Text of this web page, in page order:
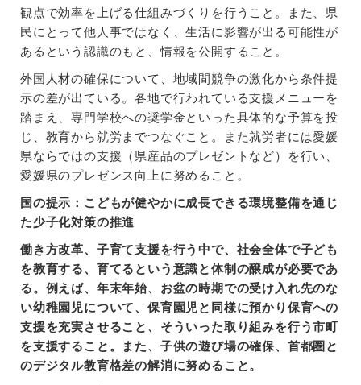
観点で効率を上げる仕組みづくりを行うこと。また、県
民にとって他人事ではなく、生活に影響が出る可能性が
あるという認識のもと、情報を公開すること。
外国人材の確保について、地域間競争の激化から条件提
示の差が出ている。各地で行われている支援メニューを
踏まえ、専門学校への奨学金といった具体的な予算を投
じ、教育から就労までつなぐこと。また就労者には愛媛
県ならではの支援（県産品のプレゼントなど）を行い、
愛媛県のプレゼンス向上に努めること。
国の提示：こどもが健やかに成長できる環境整備を通じ
た少子化対策の推進
働き方改革、子育て支援を行う中で、社会全体で子ども
を教育する、育てるという意識と体制の醸成が必要であ
る。例えば、年末年始、お盆の時期での受け入れ先のな
い幼稚園児について、保育園児と同様に預かり保育への
支援を充実させること、そういった取り組みを行う市町
を支援すること。また、子供の遊び場の確保、首都圏と
のデジタル教育格差の解消に努めること。